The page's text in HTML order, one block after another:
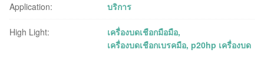
Application: บริการ
High Light: เครื่องบดเชือกมือมือ,
เครื่องบดเชือกเบรคมือ,p20hp เครื่องบด